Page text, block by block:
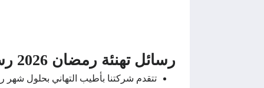
رسائل تهنئة رمضان 2026 رسمية للزملاء والعملاء
تتقدم شركتنا بأطيب التهاني بحلول شهر